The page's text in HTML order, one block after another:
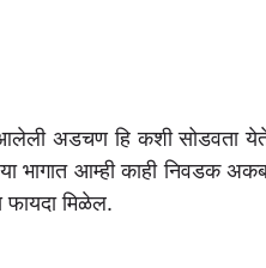
आलेली अडचण हि कशी सोडवता
भागात आम्ही काही निवडक
फायदा मिळेल.